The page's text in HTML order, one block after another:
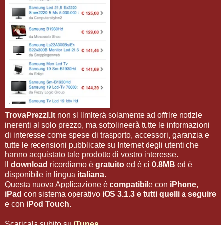
TrovaPrezzi.it non si limiterà solamente ad offrire notizie
inerenti al solo prezzo, ma sottolineerà tutte le informazioni
di interesse come spese di trasporto, accessori, garanzia e
tutte le recensioni pubblicate su Internet degli utenti che
hanno acquistato tale prodotto di vostro interesse.
download ricordiamo è gratuito ed è di 0.8MB ed è
disponibile in lingua italiana.
Questa nuova Applicazione è compatibil e con iPhone,
iPad con sistema operativo iOS 3.1.3 e tutti quelli a seguire
e con iPod Touch.